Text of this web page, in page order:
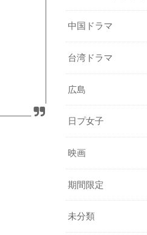
中国ドラマ
台湾ドラマ
広島
日プ女子
映画
期間限定
未分類